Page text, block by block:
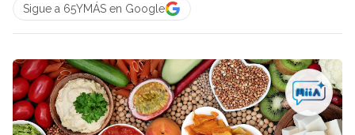
Sigue a 65YMÁS en Google